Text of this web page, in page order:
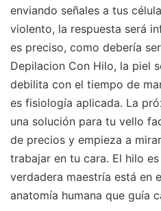
enviando señales a tus
violento, la respuesta será
es preciso, como debería
Depilacion Con Hilo, la piel
debilita con el tiempo de
es fisiología aplicada. La
una solución para tu vello
de precios y empieza a
trabajar en tu cara. El hilo
verdadera maestría está en
anatomía humana que guía